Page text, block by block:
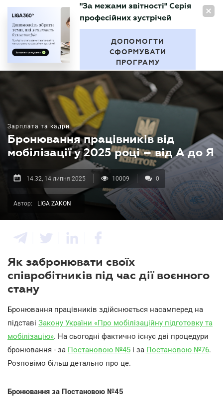
UA
БУХГАЛТЕР
"За межами звітності" Серія
професійних зустрічей
ДОПОМОГТИ
СФОРМУВАТИ
ПРОГРАМУ
Зарплата та кадри
Бронювання працівників від
мобілізації у 2025 році – від А до Я
14.32, 14 липня 2025 10009 0
Автор: LIGA ZAKON
Як забронювати своїх
співробітників під час дії воєнного
стану
Бронювання працівників здійснюється насамперед на
підставі Закону України «Про мобілізаційну підготовку та
мобілізацію». На сьогодні фактично існує дві процедури
бронювання - за Постановою №45 і за Постановою №76.
Розповімо більш детально про це.
Бронювання за Постановою №45